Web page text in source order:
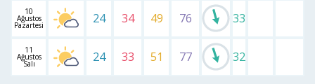
10
Ağustos
Pazartesi 24 34 49 76 33
11
Ağustos
Salı 24 33 51 77 32